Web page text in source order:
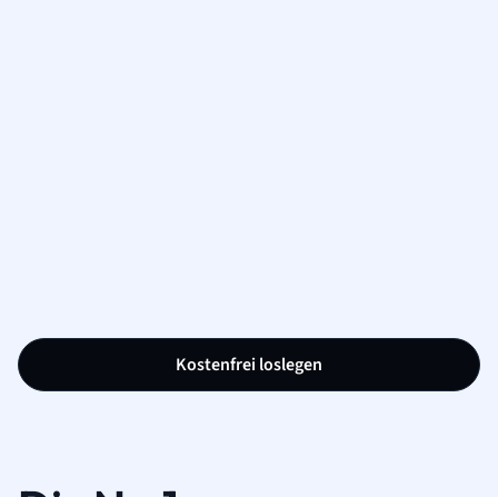
Kostenfrei loslegen